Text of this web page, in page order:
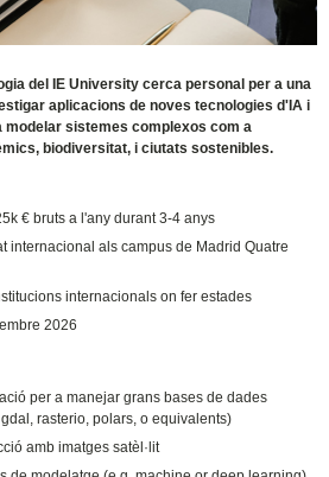
del IE University cerca personal per a una
aplicacions de noves tecnologies d'IA i
modelar sistemes complexos com a
biodiversitat, i ciutats sostenibles.
€ bruts a l'any durant 3-4 anys
internacional als campus de Madrid Quatre
internacionals on fer estades
2026
per a manejar grans bases de dades
rasterio, polars, o equivalents)
amb imatges satèl·lit